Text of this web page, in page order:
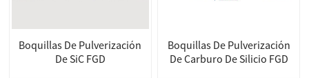
Boquillas De Pulverización
De SiC FGD
Boquillas De Pulverización
De Carburo De Silicio FGD